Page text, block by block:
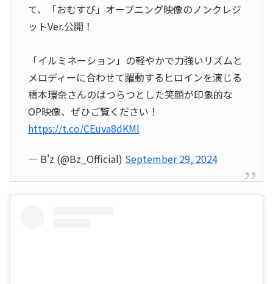
て、「おむすび」オープニング映像のノンクレジ
ットVer.公開！
「イルミネーション」の軽やかで力強いリズムと
メロディーに合わせて躍動するヒロインを演じる
橋本環奈さんのはつらつとした笑顔が印象的な
OP映像、ぜひご覧ください！
https://t.co/CEuva8dKMl
— B'z (@Bz_Official) September 29, 2024